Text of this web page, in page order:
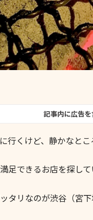
記事内に広告を
行くけど、静かなとこ
足できるお店を探して
タリなのが渋谷（宮